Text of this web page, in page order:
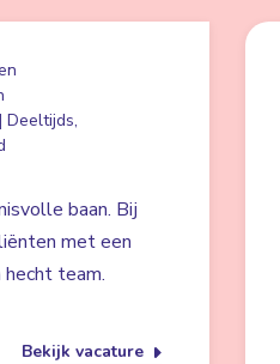
Deeltijds,
baan. Bij
met een
team.
Bekijk vacature